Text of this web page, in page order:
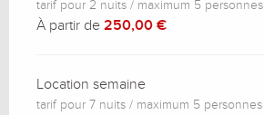
tarif pour 2 nuits / maximum 5 personnes
À partir de 250,00 €
Location semaine
tarif pour 7 nuits / maximum 5 personnes